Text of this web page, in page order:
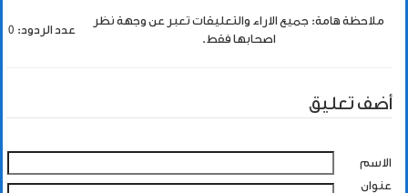
ملاحظة هامة: جميع الاراء والتعليقات تعبر عن وجهة نظر
اصحابها فقط.
عدد الردود: 0
أضف تعليق
الاسم
عنوان